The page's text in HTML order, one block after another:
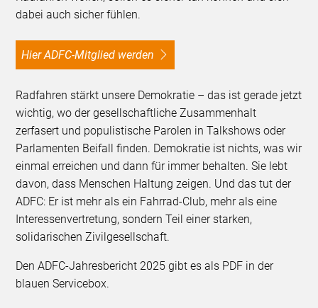
dabei auch sicher fühlen.
Hier ADFC-Mitglied werden
Radfahren stärkt unsere Demokratie – das ist gerade jetzt
wichtig, wo der gesellschaftliche Zusammenhalt
zerfasert und populistische Parolen in Talkshows oder
Parlamenten Beifall finden. Demokratie ist nichts, was wir
einmal erreichen und dann für immer behalten. Sie lebt
davon, dass Menschen Haltung zeigen. Und das tut der
ADFC: Er ist mehr als ein Fahrrad-Club, mehr als eine
Interessenvertretung, sondern Teil einer starken,
solidarischen Zivilgesellschaft.
Den ADFC-Jahresbericht 2025 gibt es als PDF in der
blauen Servicebox.